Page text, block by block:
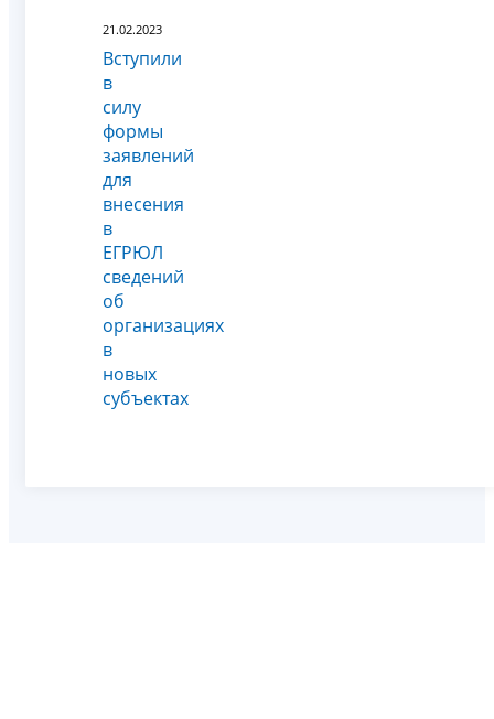
21.02.2023
Вступили
в
силу
формы
заявлений
для
внесения
в
ЕГРЮЛ
сведений
об
организациях
в
новых
субъектах